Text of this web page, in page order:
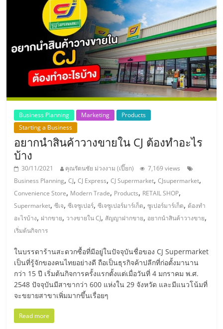
ปรึกษา
แฟ
รน
ไชส์,
รวม
แฟ
รน
ไชส์
ขาย
แฟ
รน
Business Planning Marketing
Products
Starting a Business
อยากนำสินค้าวางขายใน CJ ต้องทำอะไร
บ้าง
30/11/2021 คุณรัตนชัย ม่วงงาม (เปี๊ยก)
7,169 views
Business Planning,CJ,CJ Express,CJ Supermarket,CJsupermarket,
Convenience Store, Modern Trade, Products, RETAIL SHOP,
Supermarket,ซีเจ,ซีเจซูเปอร์,ซีเจซูเปอร์มาร์เก็ต,ซูเปอร์มาร์เก็ต, ต้องทำ
อะไรบ้าง, ฝากขาย, วางขายใน CJ, สัญญาฝากขาย, อยากนำสินค้าวางขาย,
เริ่มต้นกิจการ
ในบรรดาร้านสะดวกซื้อที่มีอยู่ในปัจจุบันชื่อของ CJ Supermarket
เป็นที่รู้จักของคนไทยอย่างดี ถือเป็นธุรกิจค้าปลีกที่ก่อตั้งมานาน
กว่า 15 ปี เริ่มต้นกิจการครั้งแรกตั้งแต่เมื่อวันที่ 4 มกราคม พ.ศ.
2548 ปัจจุบันมีสาขากว่า 600 แห่งใน 29 จังหวัด และมีแนวโน้มที่
จะขยายสาขาเพิ่มมากขึ้นเรื่อยๆ
Read more